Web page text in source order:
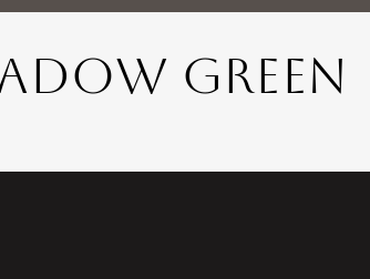
GREEN